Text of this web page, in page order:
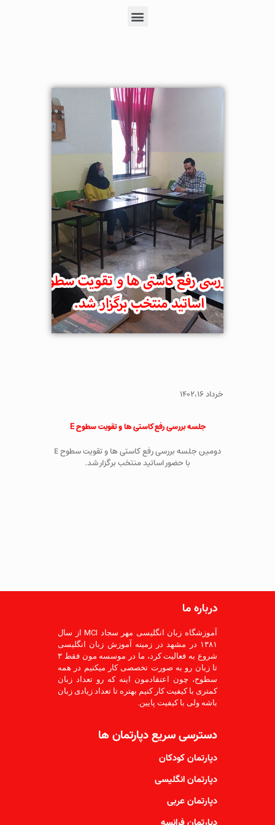
خرداد ۱۴۰۲،۱۶
جلسه بررسی رفع کاستی ها و تقویت سطوح E
دومین جلسه بررسی رفع کاستی ها و تقویت سطوح E
با حضور اساتید منتخب برگزار شد.
درباره ما
آموزشگاه زبان انگلیسی مهر سجاد MCI از سال
۱۳۸۱ در مشهد در زمینه آموزش زبان انگلیسی
شروع به فعالیت کرد، ما در موسسه مون فقط ۳
تا زبان رو به صورت تخصصی کار میکنیم در همه
سطوح، چون اعتقادمون اینه که رو تعداد زبان
کمتری با کیفیت کار کنیم بهتره تا تعداد زیادی زبان
باشه ولی با کیفیت پایین.
دسترسی سریع دپارتمان ها
دپارتمان کودکان
دپارتمان انگلیسی
دپارتمان عربی